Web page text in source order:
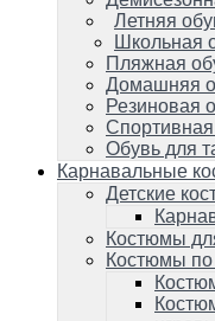
Костюмы по
и
детей
Летняя
Школьная
Пляжная
Домашняя
Резиновая
Обувь для
Карнавальные
Детские
Костюмы
Костюмы по